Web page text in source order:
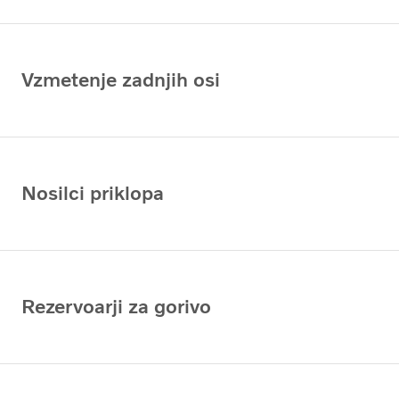
Vzmetenje zadnjih osi
Nosilci priklopa
Rezervoarji za gorivo